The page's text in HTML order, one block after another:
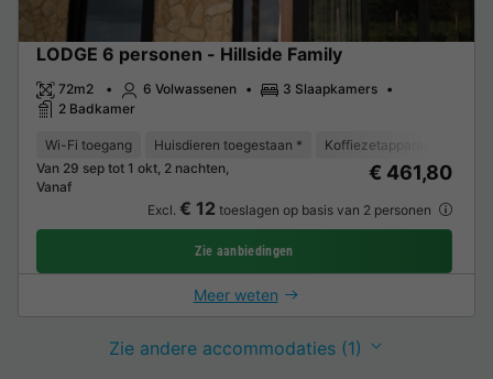
LODGE 6 personen - Hillside Family
72m2 6 Volwassenen
3 Slaapkamers
2 Badkamer
Wi-Fi toegang Huisdieren toegestaan * Koffiezetapparaat
Van 29 sep tot 1 okt, 2 nachten,
Vanaf
€ 461,80
Excl. € 12 toeslagen op basis van 2 personen
Zie aanbiedingen
Meer weten
Zie andere accommodaties (1)